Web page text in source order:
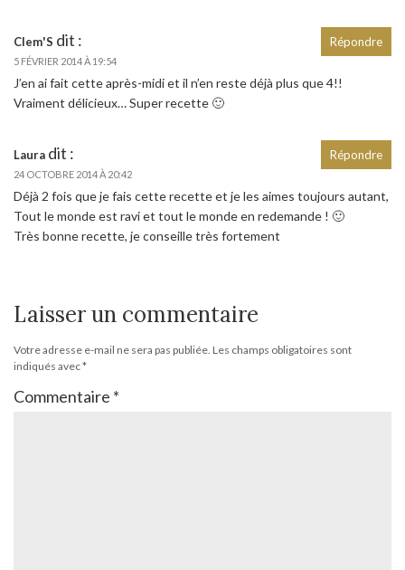
Clem'S dit :
5 FÉVRIER 2014 À 19:54
J’en ai fait cette après-midi et il n’en reste déjà plus que 4!!
Vraiment délicieux… Super recette 🙂
Répondre
Laura dit :
24 OCTOBRE 2014 À 20:42
Déjà 2 fois que je fais cette recette et je les aimes toujours autant,
Tout le monde est ravi et tout le monde en redemande ! 🙂
Très bonne recette, je conseille très fortement
Répondre
Laisser un commentaire
Votre adresse e-mail ne sera pas publiée. Les champs obligatoires sont
indiqués avec*
Commentaire *